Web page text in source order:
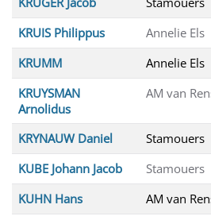
KRUIS Philippus Annelie Els
KRUMM Annelie Els
KRUYSMAN
Arnolidus
AM van
KRYNAUW Daniel Stamouers
KUBE Johann Jacob Stamouers
KUHN Hans AM van